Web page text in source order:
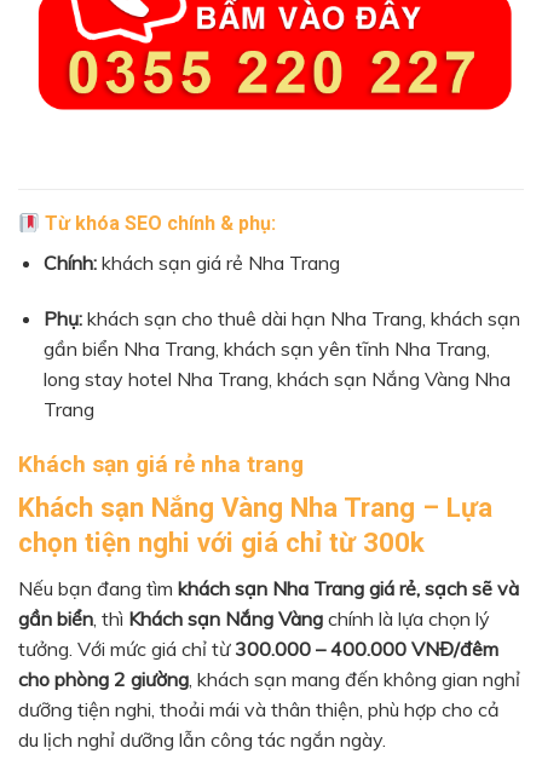
Từ khóa SEO chính & phụ:
Chính:khách sạn giá rẻ Nha Trang
Phụ:khách sạn cho thuê dài hạn Nha Trang, khách sạn
gần biển Nha Trang, khách sạn yên tĩnh Nha Trang,
long stay hotel Nha Trang, khách sạn Nắng Vàng Nha
Trang
Khách sạn giá rẻ nha trang
Khách sạn Nắng Vàng Nha Trang – Lựa
chọn tiện nghi với giá chỉ từ 300k
Nếu bạn đang tìm khách sạn Nha Trang giá rẻ, sạch sẽ và
gần biển, thì Khách sạn Nắng Vàng chính là lựa chọn lý
tưởng. Với mức giá chỉ từ 300.000 – 400.000 VNĐ/đêm
cho phòng 2 giường, khách sạn mang đến không gian nghỉ
dưỡng tiện nghi, thoải mái và thân thiện, phù hợp cho cả
du lịch nghỉ dưỡng lẫn công tác ngắn ngày.